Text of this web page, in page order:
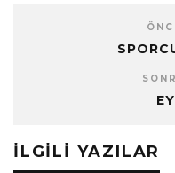
İLGILI YAZILAR